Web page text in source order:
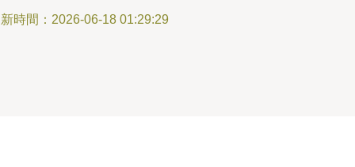
時間：2026-06-18 01:29:29